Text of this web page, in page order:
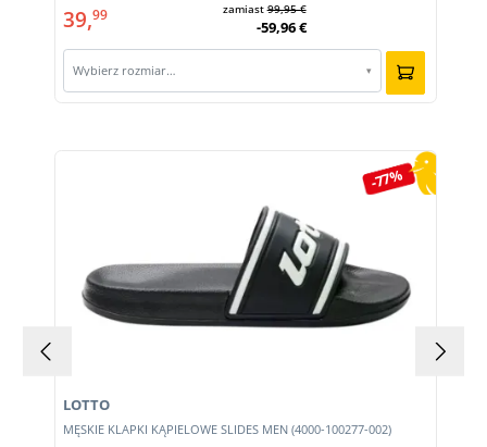
39,99 zamiast99,95 €
-59,96 €
Wybierz rozmiar… ▾
-77%
MĘSKIE KLAPKI KĄPIELOWE SLIDES MEN (4000-100277-002)
LOTTO